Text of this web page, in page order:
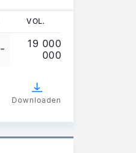
VOL.
-
19 000
000
Downloaden